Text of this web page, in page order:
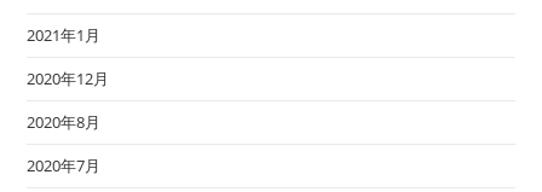
2021年1月
2020年12月
2020年8月
2020年7月